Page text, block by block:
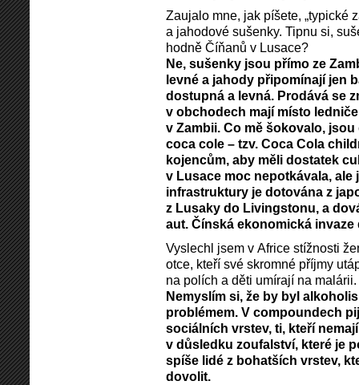
Zaujalo mne, jak píšete, „typické
a jahodové sušenky. Tipnu si,
hodně Číňanů v Lusace?
Ne, sušenky jsou přímo ze
levné a jahody připomínají jen
dostupná a levná. Prodává se
v obchodech mají místo
v Zambii. Co mě šokovalo,
coca cole – tzv. Coca Cola
kojencům, aby měli dostatek
v Lusace moc nepotkávala, ale
infrastruktury je dotována z
z Lusaky do Livingstonu, a
aut. Čínská ekonomická
Vyslechl jsem v Africe stížnosti
otce, kteří své skromné příjmy
na polích a děti umírají na malárii.
Nemyslím si, že by byl
problémem. V compoundech
sociálních vrstev, ti, kteří
v důsledku zoufalství, které je
spíše lidé z bohatších vrstev,
dovolit.